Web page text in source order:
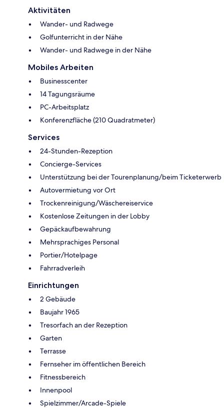
Aktivitäten
Wander- und Radwege
Golfunterricht in der Nähe
Wander- und Radwege in der Nähe
Mobiles Arbeiten
Businesscenter
14 Tagungsräume
PC-Arbeitsplatz
Konferenzfläche (210 Quadratmeter)
Services
24-Stunden-Rezeption
Concierge-Services
Unterstützung bei der Tourenplanung/beim Ticketerwerb
Autovermietung vor Ort
Trockenreinigung/Wäschereiservice
Kostenlose Zeitungen in der Lobby
Gepäckaufbewahrung
Mehrsprachiges Personal
Portier/Hotelpage
Fahrradverleih
Einrichtungen
2 Gebäude
Baujahr 1965
Tresorfach an der Rezeption
Garten
Terrasse
Fernseher im öffentlichen Bereich
Fitnessbereich
Innenpool
Spielzimmer/Arcade-Spiele